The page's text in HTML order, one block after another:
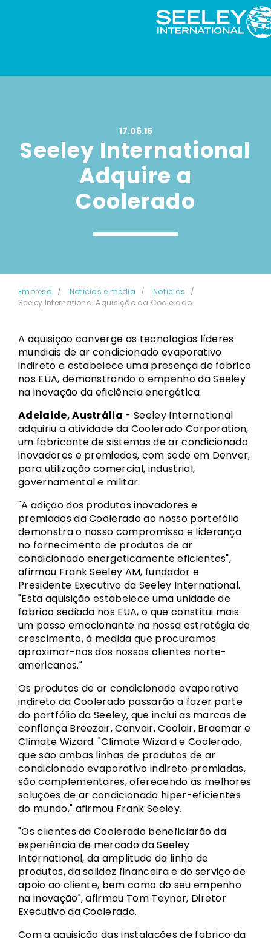
17.06.15
Seeley International
Adquire a
Coolerado
Empresa Notícias e media
Notícias
Seeley International Aquisição da Coolerado
A aquisição converge as tecnologias líderes
mundiais de ar condicionado evaporativo
indireto e estabelece uma presença de fabrico
nos EUA, demonstrando o empenho da Seeley
na inovação da eficiência energética.
Adelaide, Austrália - Seeley International
adquiriu a atividade da Coolerado Corporation,
um fabricante de sistemas de ar condicionado
inovadores e premiados, com sede em Denver,
para utilização comercial, industrial,
governamental e militar.
"A adição dos produtos inovadores e
premiados da Coolerado ao nosso portefólio
demonstra o nosso compromisso e liderança
no fornecimento de produtos de ar
condicionado energeticamente eficientes",
afirmou Frank Seeley AM, fundador e
Presidente Executivo da Seeley International.
"Esta aquisição estabelece uma unidade de
fabrico sediada nos EUA, o que constitui mais
um passo emocionante na nossa estratégia de
crescimento, à medida que procuramos
aproximar-nos dos nossos clientes norte-
americanos."
Os produtos de ar condicionado evaporativo
indireto da Coolerado passarão a fazer parte
do portfólio da Seeley, que inclui as marcas de
confiança Breezair, Convair, Coolair, Braemar e
Climate Wizard. "Climate Wizard e Coolerado,
que são ambas linhas de produtos de ar
condicionado evaporativo indireto premiadas,
são complementares, oferecendo as melhores
soluções de ar condicionado hiper-eficientes
do mundo," afirmou Frank Seeley.
"Os clientes da Coolerado beneficiarão da
experiência de mercado da Seeley
International, da amplitude da linha de
produtos, da solidez financeira e do serviço de
apoio ao cliente, bem como do seu empenho
na inovação", afirmou Tom Teynor, Diretor
Executivo da Coolerado.
Com a aquisição das instalações de fabrico da